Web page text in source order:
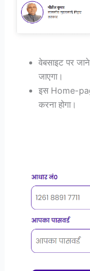
वेबसाइट पर
जाएगा।
इस Home-
करना होगा।